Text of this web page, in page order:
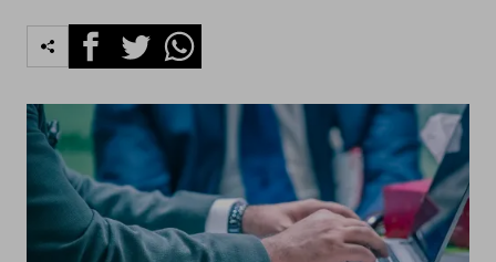
FacebookTwitterWhatsapp